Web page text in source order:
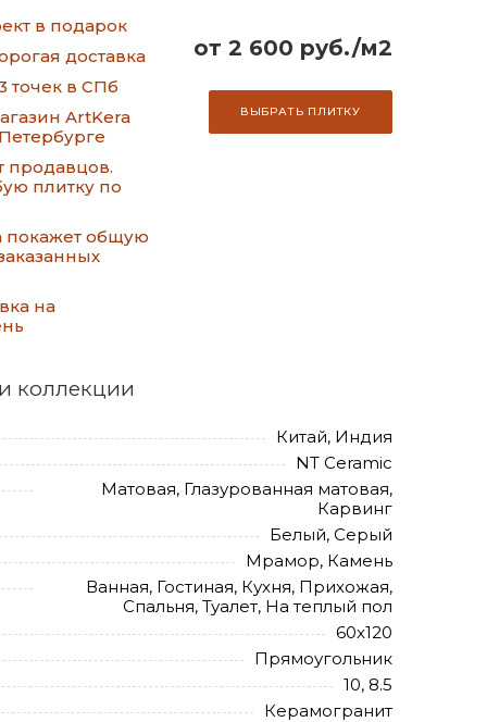
в подарок
доставка
точек в СПб
ArtKera
продавцов.
плитку по
покажет общую
на
от 2 600 руб./м2
ВЫБРАТЬ ПЛИТКУ
коллекции
Китай, Индия
NT Ceramic
Матовая, Глазурованная матовая,
Карвинг
Белый, Серый
Мрамор, Камень
Ванная, Гостиная, Кухня, Прихожая,
Спальня, Туалет, На теплый пол
60x120
Прямоугольник
10, 8.5
Керамогранит